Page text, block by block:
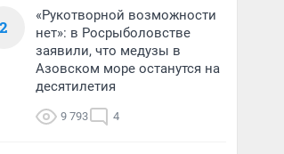
2
«Рукотворной возможности
нет»: в Росрыболовстве
заявили, что медузы в
Азовском море останутся на
десятилетия
9 793 4